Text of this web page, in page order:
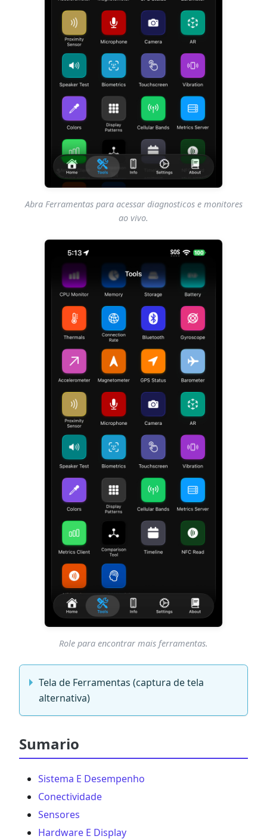
Abra Ferramentas para acessar diagnosticos e monitores
ao vivo.
Role para encontrar mais ferramentas.
Tela de Ferramentas (captura de tela
alternativa)
Sumario
Sistema E Desempenho
Conectividade
Sensores
Hardware E Display